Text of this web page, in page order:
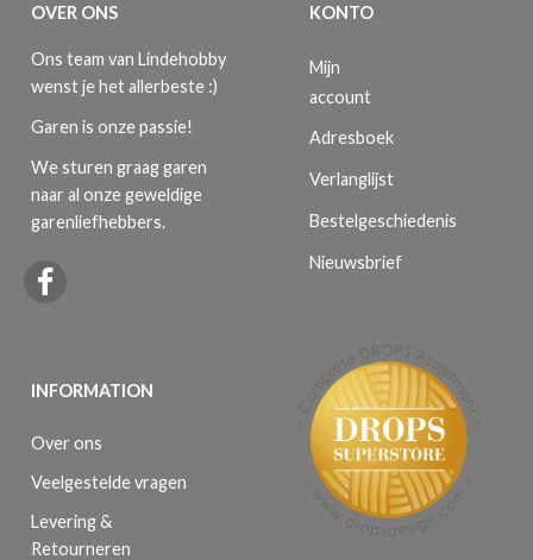
OVER ONS
Ons team van Lindehobby
wenst je het allerbeste :)
Garen is onze passie!
We sturen graag garen
naar al onze geweldige
garenliefhebbers.
INFORMATION
Over ons
Veelgestelde vragen
Levering &
Retourneren
KONTO
Mijn
account
Adresboek
Verlanglijst
Bestelgeschiedenis
Nieuwsbrief